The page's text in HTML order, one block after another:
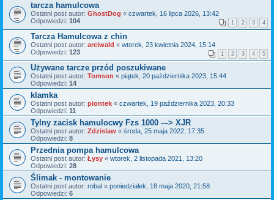
tarcza hamulcowa
Ostatni post autor: GhostDog « czwartek, 16 lipca 2026, 13:42
Odpowiedzi: 104 1 2 3 4
Tarcza Hamulcowa z chin
Ostatni post autor: arciwald « wtorek, 23 kwietnia 2024, 15:14
Odpowiedzi: 123 1 2 3 4 5
Używane tarcze przód poszukiwane
Ostatni post autor: Tomson « piątek, 20 października 2023, 15:44
Odpowiedzi: 14
klamka
Ostatni post autor: piontek « czwartek, 19 października 2023, 20:33
Odpowiedzi: 11
Tylny zacisk hamulocwy Fzs 1000 ---> XJR
Ostatni post autor: Zdzislaw « środa, 25 maja 2022, 17:35
Odpowiedzi: 8
Przednia pompa hamulcowa
Ostatni post autor: Łysy « wtorek, 2 listopada 2021, 13:20
Odpowiedzi: 28
Ślimak - montowanie
Ostatni post autor: robal « poniedziałek, 18 maja 2020, 21:58
Odpowiedzi: 6